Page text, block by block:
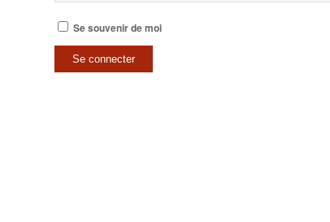
Se souvenir de moi